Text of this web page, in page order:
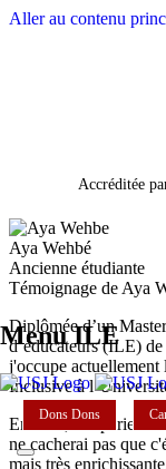
Aller au contenu
Accréditée
Menu ILE
Dons Dons
Aya Wehbé
Ancienne étudiante
Témoignage de Aya
Diplômée d’un
d’éducateurs (ILE)
j'occupe actuellement
Inclusive à
En effet, l’expérience
ne cacherai pas que
mais très